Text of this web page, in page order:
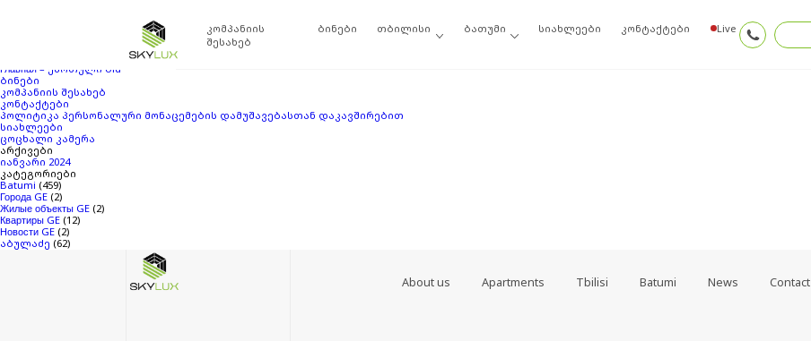
კომპანიის
შესახებ
ბინები თბილისი ბათუმი სიახლეები კონტაქტები Live
ბლოგის არქივში‘2251575’
. თუ ვერაფერი ვერ მოიძიეთ ძებნის შედეგებში, შეგიძლიათ სცადოთ ამ ბმულთაგან ერთ-ერთი.
Главная – ქართული old
ბინები
კომპანიის შესახებ
კონტაქტები
პოლიტიკა პერსონალური მონაცემების დამუშავებასთან დაკავშირებით
სიახლეები
ცოცხალი კამერა
არქივები
იანვარი 2024
კატეგორიები
Batumi (459)
Города GE (2)
Жилые объекты GE (2)
Квартиры GE (12)
Новости GE (2)
აბულაძე (62)
About us Apartments Tbilisi Batumi News Contact